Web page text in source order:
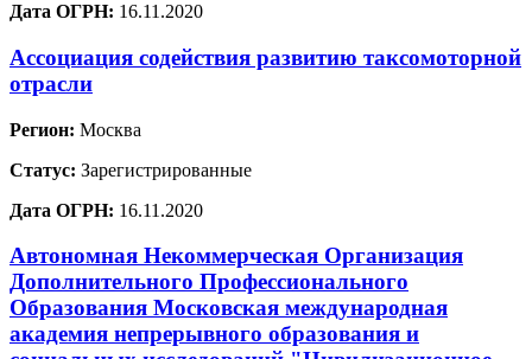
Дата ОГРН: 16.11.2020
Ассоциация содействия развитию таксомоторной
отрасли
Регион: Москва
Статус: Зарегистрированные
Дата ОГРН: 16.11.2020
Автономная Некоммерческая Организация
Дополнительного Профессионального
Образования Московская международная
академия непрерывного образования и